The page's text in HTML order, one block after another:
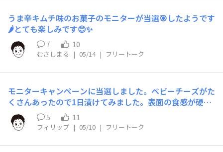
うま辛キムチ味のお菓子のモニターが当選🎯したようです
🌶️とても楽しみです😊✨️
7 10
むさしまる | 05/14 | フリートーク
モニターキャンペーンに当選しました。ベビーチーズがた
くさんあったので1日漬けてみました。表面の食感が硬く
なり、魚介の旨味が感じられて美味しいです。頂いたこの
キムチの素が美味しいので何に漬けても合いそうだと思い
ました！
5 11
フィリップ | 05/10 | フリートーク